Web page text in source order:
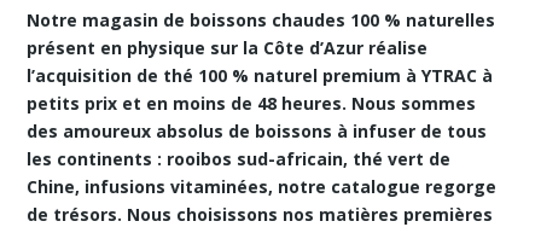
Notre magasin de boissons chaudes 100 % naturelles
présent en physique sur la Côte d’Azur réalise
l’acquisition de thé 100 % naturel premium à YTRAC à
petits prix et en moins de 48 heures. Nous sommes
des amoureux absolus de boissons à infuser de tous
les continents : rooibos sud-africain, thé vert de
Chine, infusions vitaminées, notre catalogue regorge
de trésors. Nous choisissons nos matières premières